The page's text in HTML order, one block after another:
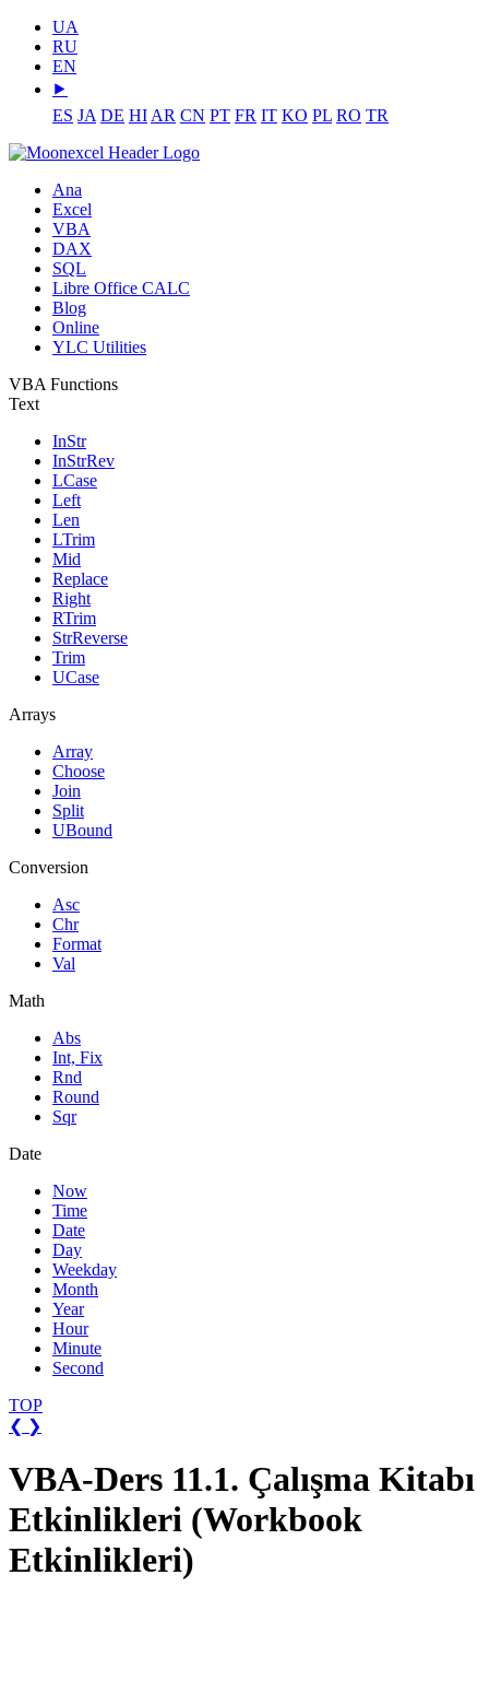
UA
RU
EN
⯈
ES JA DE HI AR CN PT FR IT KO PL RO TR
Ana
Excel
VBA
DAX
SQL
Libre Office CALC
Blog
Online
YLC Utilities
VBA Functions
Text
InStr
InStrRev
LCase
Left
Len
LTrim
Mid
Replace
Right
RTrim
StrReverse
Trim
UCase
Arrays
Array
Choose
Join
Split
UBound
Conversion
Asc
Chr
Format
Val
Math
Abs
Int, Fix
Rnd
Round
Sqr
Date
Now
Time
Date
Day
Weekday
Month
Year
Hour
Minute
Second
TOP
❮ ❯
VBA-Ders 11.1. Çalışma Kitabı
Etkinlikleri (Workbook
Etkinlikleri)